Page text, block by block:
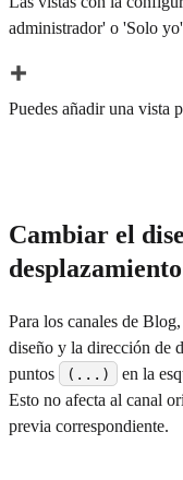
administrador' o 'Solo
Puedes añadir una vista
Cambiar el
desplazamiento
Para los canales de
diseño y la dirección de
puntos
(...)
en la
Esto no afecta al canal
previa correspondiente.